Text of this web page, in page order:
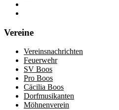
Vereine
Vereinsnachrichten
Feuerwehr
SV Boos
Pro Boos
Cäcilia Boos
Dorfmusikanten
Möhnenverein